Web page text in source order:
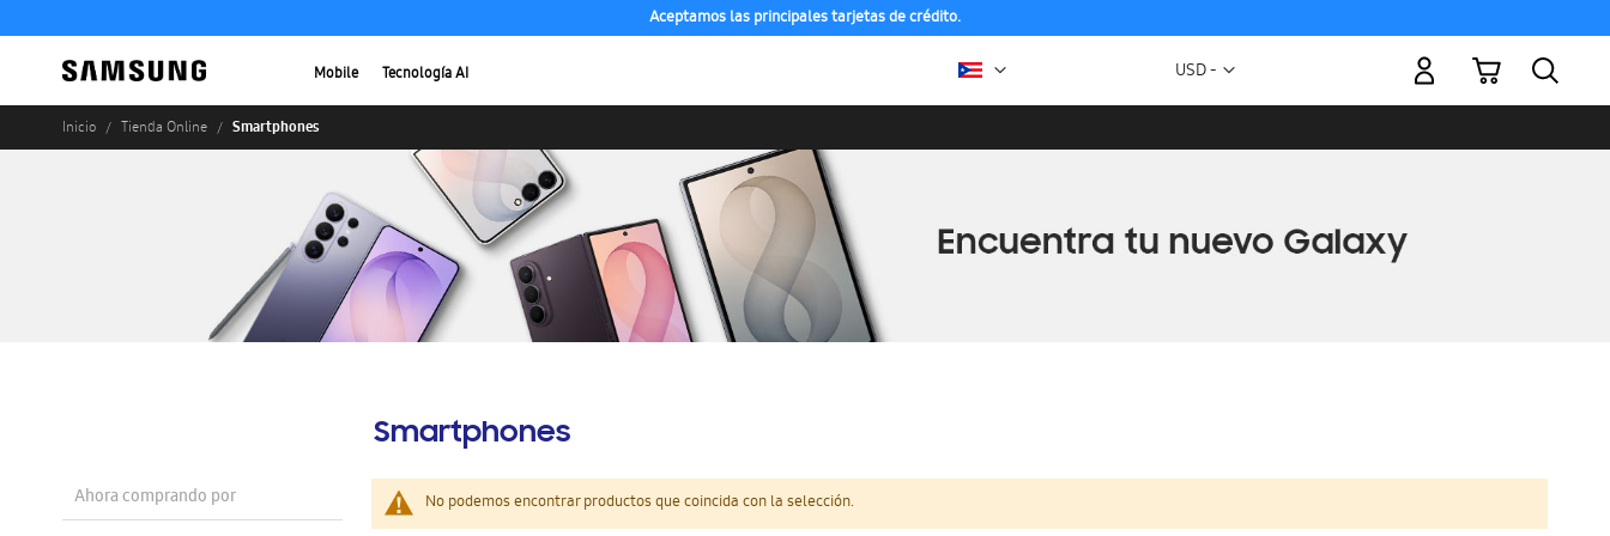
Aceptamos las principales tarjetas de crédito.
Mobile Tecnología AI Moneda
USD -
Mi carrito
Inicio Tienda Online Smartphones
Smartphones
No podemos encontrar productos que coincida con la selección.
Ahora comprando por